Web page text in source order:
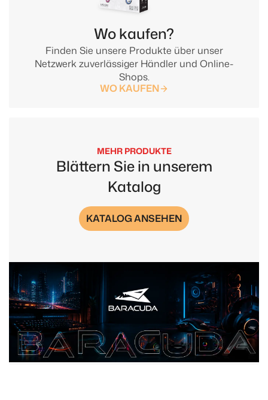
Finden Sie unsere Produkte über unser
Netzwerk zuverlässiger Händler und Online-
Shops.
Wo kaufen?
WO KAUFEN
MEHR PRODUKTE
Blättern Sie in unserem
Katalog
KATALOG ANSEHEN